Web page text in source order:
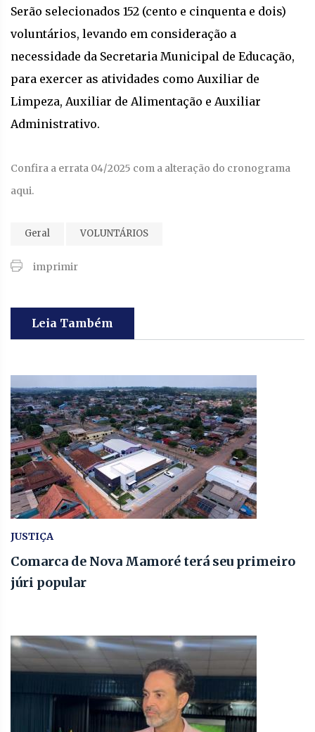
Serão selecionados 152 (cento e cinquenta e dois)
voluntários, levando em consideração a
necessidade da Secretaria Municipal de Educação,
para exercer as atividades como Auxiliar de
Limpeza, Auxiliar de Alimentação e Auxiliar
Administrativo.
Confira a errata 04/2025 com a alteração do cronograma
aqui.
Geral VOLUNTÁRIOS
imprimir
Leia Também
JUSTIÇA
Comarca de Nova Mamoré terá seu primeiro
júri popular